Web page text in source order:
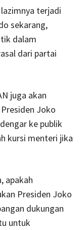
terjadi
sekarang,
dalam
dari partai
juga akan
Joko
ke publik
kursi menteri jika
apakah
Presiden Joko
dukungan
untuk